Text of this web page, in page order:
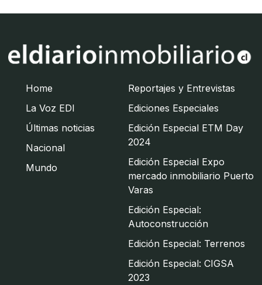
Home
La Voz EDI
Últimas noticias
Nacional
Mundo
Reportajes y Entrevistas
Ediciones Especiales
Edición Especial ETM Day
2024
Edición Especial Expo
mercado inmobiliario Puerto
Varas
Edición Especial:
Autoconstrucción
Edición Especial: Terrenos
Edición Especial: CIGSA
2023